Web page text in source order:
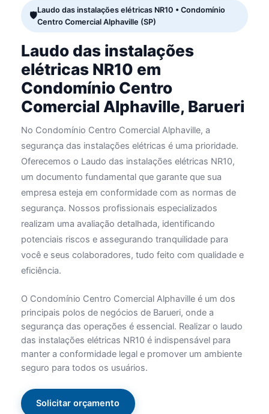
Laudo das instalações elétricas NR10 • Condomínio
Centro Comercial Alphaville (SP)
Laudo das instalações
elétricas NR10 em
Condomínio Centro
Comercial Alphaville, Barueri
No Condomínio Centro Comercial Alphaville, a
segurança das instalações elétricas é uma prioridade.
Oferecemos o Laudo das instalações elétricas NR10,
um documento fundamental que garante que sua
empresa esteja em conformidade com as normas de
segurança. Nossos profissionais especializados
realizam uma avaliação detalhada, identificando
potenciais riscos e assegurando tranquilidade para
você e seus colaboradores, tudo feito com qualidade e
eficiência.
O Condomínio Centro Comercial Alphaville é um dos
principais polos de negócios de Barueri, onde a
segurança das operações é essencial. Realizar o laudo
das instalações elétricas NR10 é indispensável para
manter a conformidade legal e promover um ambiente
seguro para todos os usuários.
Solicitar orçamento